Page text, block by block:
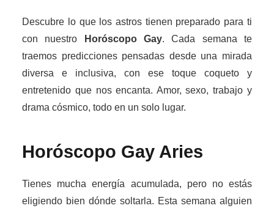
Descubre lo que los astros tienen preparado para ti
con nuestro
Horóscopo Gay. Cada semana te
traemos predicciones pensadas desde una mirada
diversa e inclusiva, con ese toque coqueto y
entretenido que nos encanta. Amor, sexo, trabajo y
drama cósmico, todo en un solo lugar.
Horóscopo Gay Aries
Tienes mucha energía acumulada, pero no estás
eligiendo bien dónde soltarla. Esta semana alguien